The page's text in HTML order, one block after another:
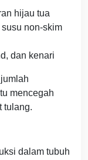
hijau tua
non-skim
dan kenari
mencegah
tulang.
dalam tubuh